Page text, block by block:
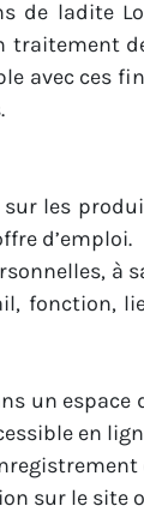
de ladite
traitement
avec ces
les
d’emploi.
à
fonction,
un espace
en
sur le site